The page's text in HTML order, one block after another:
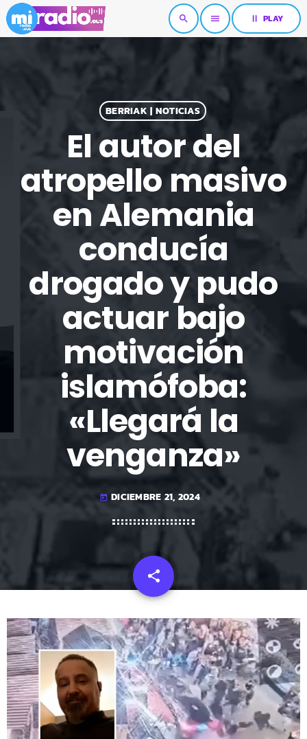
search menu pause PLAY
BERRIAK | NOTICIAS
El autor del
atropello masivo
en Alemania
conducía
drogado y pudo
actuar bajo
motivación
islamófoba:
«Llegará la
venganza»
today DICIEMBRE 21, 2024
share
email